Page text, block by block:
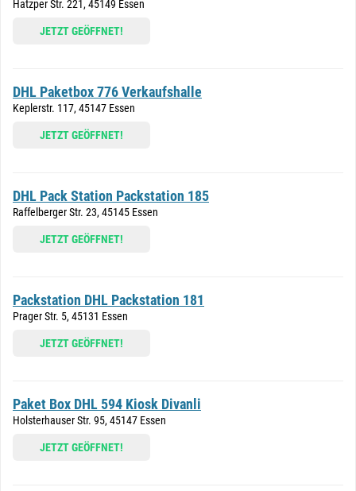
Hatzper Str. 221, 45149 Essen
JETZT GEÖFFNET!
DHL Paketbox 776 Verkaufshalle
Keplerstr. 117, 45147 Essen
JETZT GEÖFFNET!
DHL Pack Station Packstation 185
Raffelberger Str. 23, 45145 Essen
JETZT GEÖFFNET!
Packstation DHL Packstation 181
Prager Str. 5, 45131 Essen
JETZT GEÖFFNET!
Paket Box DHL 594 Kiosk Divanli
Holsterhauser Str. 95, 45147 Essen
JETZT GEÖFFNET!